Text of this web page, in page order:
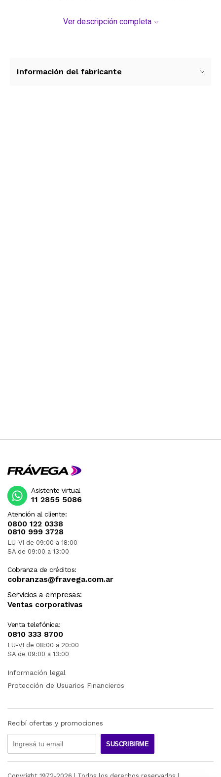
ajustado con faldas elasticas de gran resistencia
mantenimiento es sumamente sencillo y
Ver descripción completa
Información del fabricante
Atención al cliente:
0800 122 0338
0810 999 3728
LU-VI de 09:00 a 18:00
SA de 09:00 a 13:00
Cobranza de créditos:
cobranzas@fravega.com.ar
Servicios a empresas:
Ventas corporativas
Venta telefónica:
0810 333 8700
LU-VI de 08:00 a 20:00
SA de 09:00 a 13:00
Asistente virtual
11 2855 5086
Información legal
Protección de Usuarios Financieros
Recibí ofertas y promociones
SUSCRIBIRME